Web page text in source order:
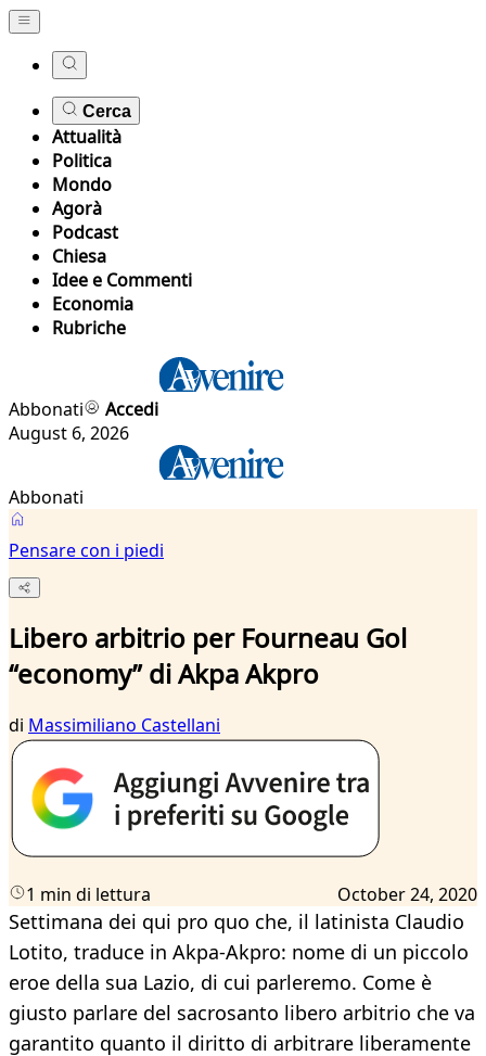
Cerca
Attualità
Politica
Mondo
Agorà
Podcast
Chiesa
Idee e Commenti
Economia
Rubriche
Abbonati
Accedi
August 6, 2026
Abbonati
Pensare con i piedi
Libero arbitrio per Fourneau Gol
“economy” di Akpa Akpro
di Massimiliano Castellani
1 min di lettura October 24, 2020
Settimana dei qui pro quo che, il latinista Claudio
Lotito, traduce in Akpa-Akpro: nome di un piccolo
eroe della sua Lazio, di cui parleremo. Come è
giusto parlare del sacrosanto libero arbitrio che va
garantito quanto il diritto di arbitrare liberamente